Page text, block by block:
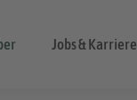
Jobs & Karriere